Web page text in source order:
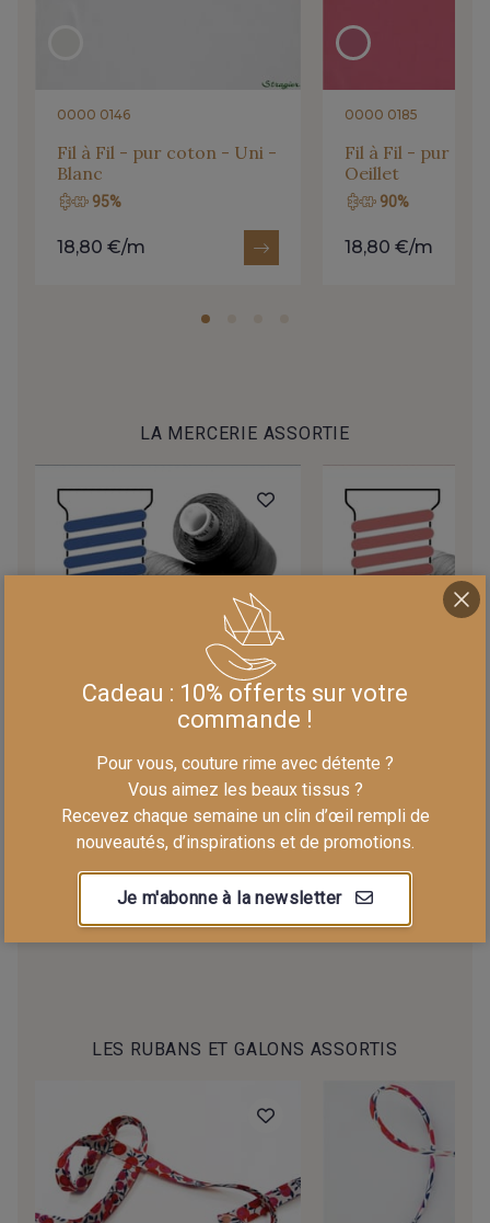
0000 0146
Fil à Fil - pur coton - Uni -
Blanc
95%
18,80 €/m
0000 0185
Fil à Fil - pur
Oeillet
90%
18,80 €/m
LA MERCERIE ASSORTIE
07288 - 1000 m
De4,25 €/pc à4,75
03291 - 1000 m
De4,25 €/pc
LES RUBANS ET GALONS ASSORTIS
Cadeau : 10% offerts sur votre
commande !
Pour vous, couture rime avec détente ?
Vous aimez les beaux tissus ?
Recevez chaque semaine un clin d’œil rempli de
nouveautés, d’inspirations et de promotions.
Je m'abonne à la newsletter